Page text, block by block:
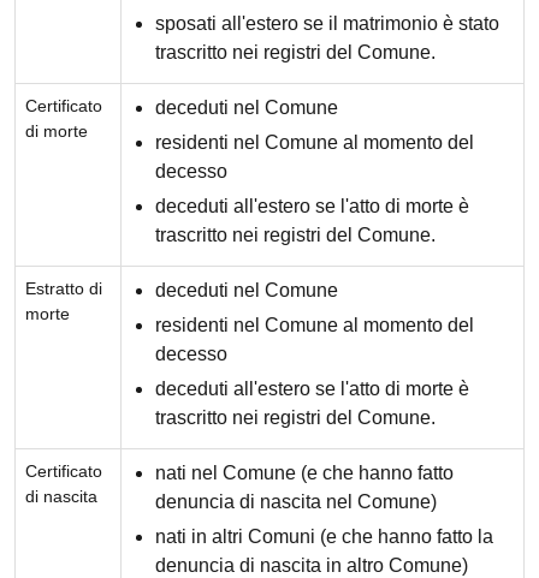
sposati all'estero se il matrimonio è stato
trascritto nei registri del Comune.
Certificato
di morte
deceduti nel Comune
residenti nel Comune al momento del
decesso
deceduti all'estero se l'atto di morte è
trascritto nei registri del Comune.
Estratto di
morte
deceduti nel Comune
residenti nel Comune al momento del
decesso
deceduti all'estero se l'atto di morte è
trascritto nei registri del Comune.
Certificato
di nascita
nati nel Comune (e che hanno fatto
denuncia di nascita nel Comune)
nati in altri Comuni (e che hanno fatto la
denuncia di nascita in altro Comune)